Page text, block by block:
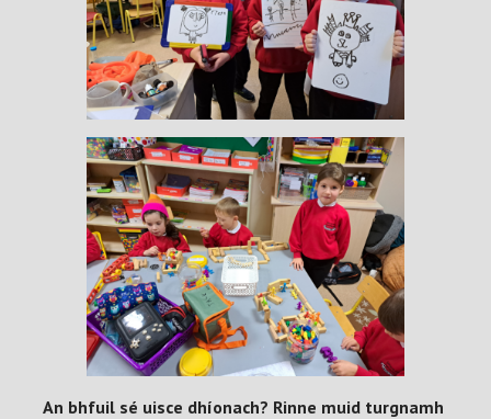
An bhfuil sé uisce dhíonach? Rinne muid turgnamh